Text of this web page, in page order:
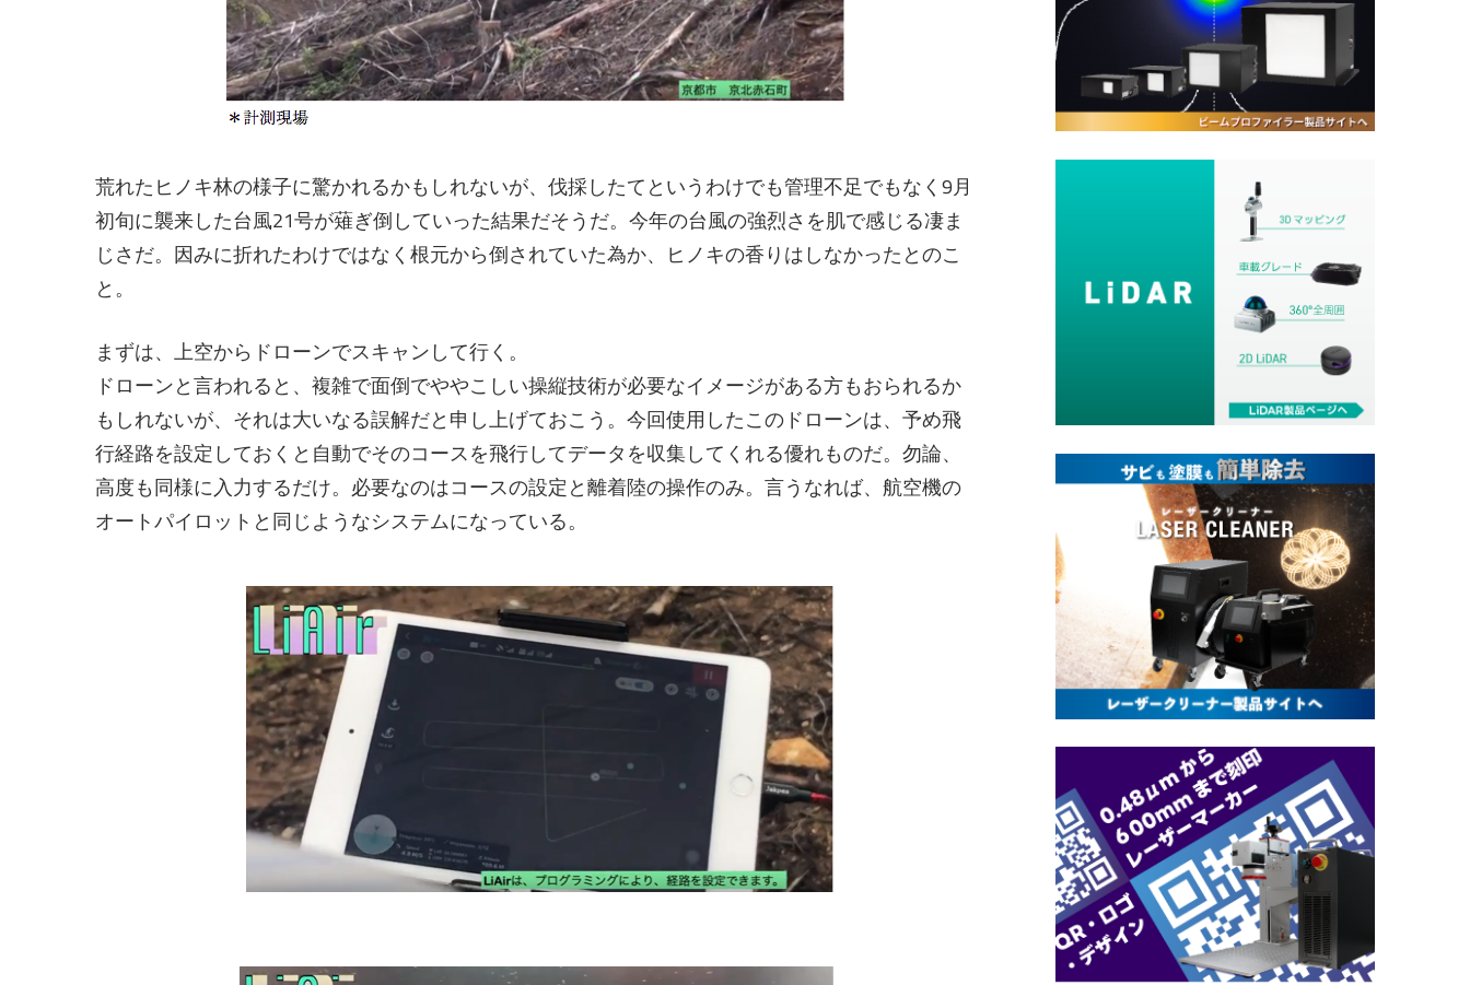
荒れたヒノキ林の様子に驚かれるかもしれないが、伐採したてというわけでも管理不足でもなく9月
初旬に襲来した台風21号が薙ぎ倒していった結果だそうだ。今年の台風の強烈さを肌で感じる凄ま
じさだ。因みに折れたわけではなく根元から倒されていた為か、ヒノキの香りはしなかったとのこ
と。
まずは、上空からドローンでスキャンして行く。
ドローンと言われると、複雑で面倒でややこしい操縦技術が必要なイメージがある方もおられるか
もしれないが、それは大いなる誤解だと申し上げておこう。今回使用したこのドローンは、予め飛
行経路を設定しておくと自動でそのコースを飛行してデータを収集してくれる優れものだ。勿論、
高度も同様に入力するだけ。必要なのはコースの設定と離着陸の操作のみ。言うなれば、航空機の
オートパイロットと同じようなシステムになっている。